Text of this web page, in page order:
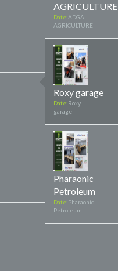
AGRICULTURE
Date:ADGA
AGRICULTURE
Roxy garage
Date:Roxy
garage
Pharaonic
Petroleum
Date:Pharaonic
Petroleum